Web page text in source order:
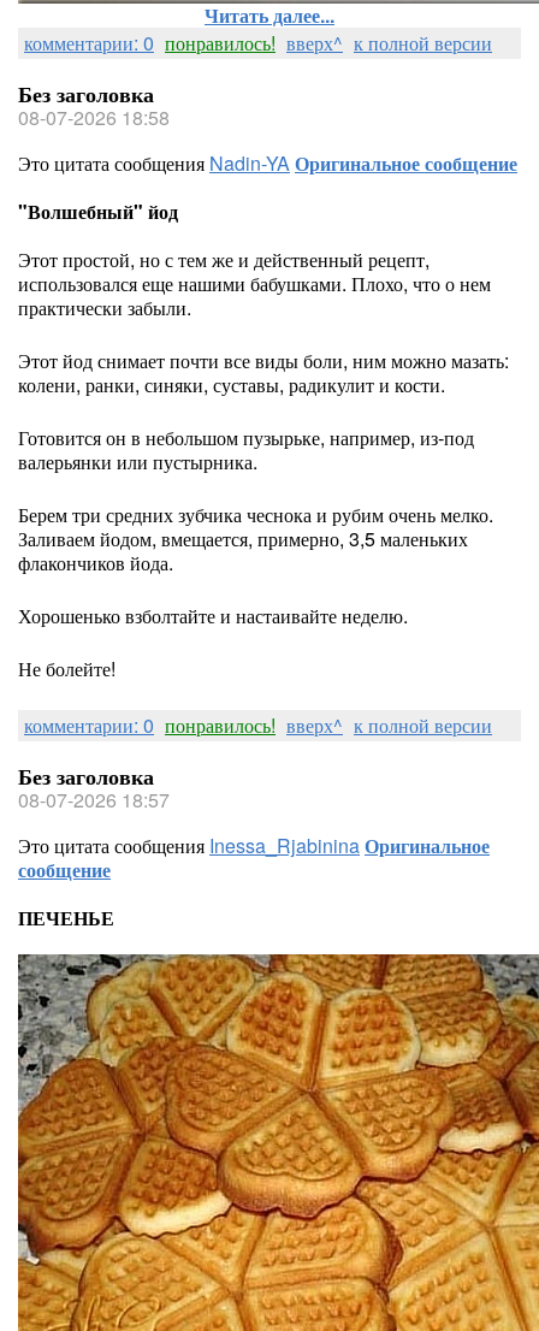
Читать далее...
комментарии: 0 понравилось! вверх^ к полной версии
Без заголовка
08-07-2026 18:58
Это цитата сообщения Nadin-YAОригинальное сообщение
"Волшебный" йод
Этот простой, но с тем же и действенный рецепт,
использовался еще нашими бабушками. Плохо, что о нем
практически забыли.
Этот йод снимает почти все виды боли, ним можно мазать:
колени, ранки, синяки, суставы, радикулит и кости.
Готовится он в небольшом пузырьке, например, из-под
валерьянки или пустырника.
Берем три средних зубчика чеснока и рубим очень мелко.
Заливаем йодом, вмещается, примерно, 3,5 маленьких
флакончиков йода.
Хорошенько взболтайте и настаивайте неделю.
Не болейте!
комментарии: 0 понравилось! вверх^ к полной версии
Без заголовка
08-07-2026 18:57
Это цитата сообщения Inessa_RjabininaОригинальное
сообщение
ПЕЧЕНЬЕ